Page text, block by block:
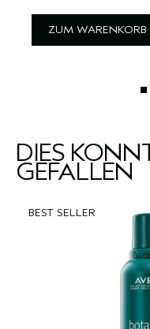
ZUM WARENKORB
DIES
GEFALLEN
BEST SELLER